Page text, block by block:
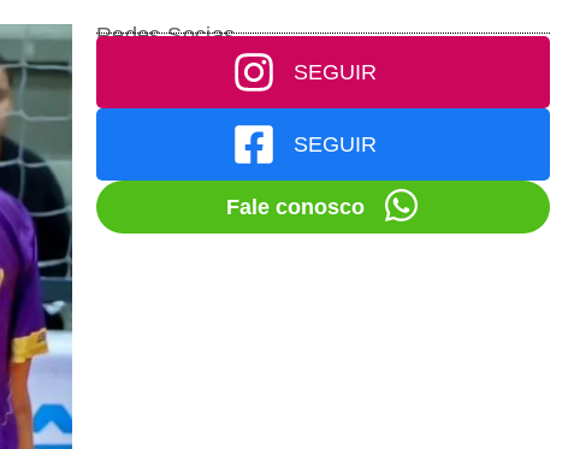
Redes Socias
SEGUIR
SEGUIR
Fale conosco